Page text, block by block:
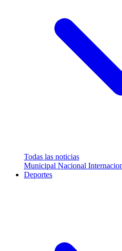
Todas las noticias
Municipal Nacional
Deportes